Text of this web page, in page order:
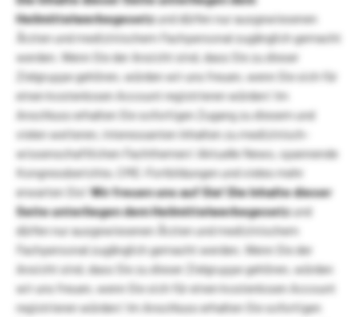
Heilmittelwerbegesetzund dürfen nur ausgewiesenen
Ärzten und medizinischem Fachpersonal zugänglich gemacht
werden. Wenn Sie der Ansicht sind, dass Sie zu dieser
Zielgruppe gehören, würden wir uns freuen, wenn Sie sich für
einen kostenlosen Account registrieren würden! Im
Anschluss erhalten Sie sofortigen Zugang zu diesem und
vielen weiteren, interessanten Inhalten zu medizinisch-
wissenschaftlichen Fachthemen! Aktuelle News, spannende
Kongressberichte, CME-Fortbildungen und vieles mehr
erwarten Sie!Wir freuen uns auf Sie!Die Inhalte dieser
Seite unterliegen dem Heilmittelwerbegesetzund
dürfen nur ausgewiesenen Ärzten und medizinischem
Fachpersonal zugänglich gemacht werden. Wenn Sie der
Ansicht sind, dass Sie zu dieser Zielgruppe gehören, würden
wir uns freuen, wenn Sie sich für einen kostenlosen Account
registrieren würden! Im Anschluss erhalten Sie sofortigen